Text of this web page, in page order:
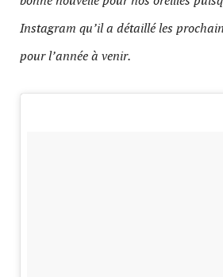
Instagram qu’il a détaillé les
pour l’année à venir.